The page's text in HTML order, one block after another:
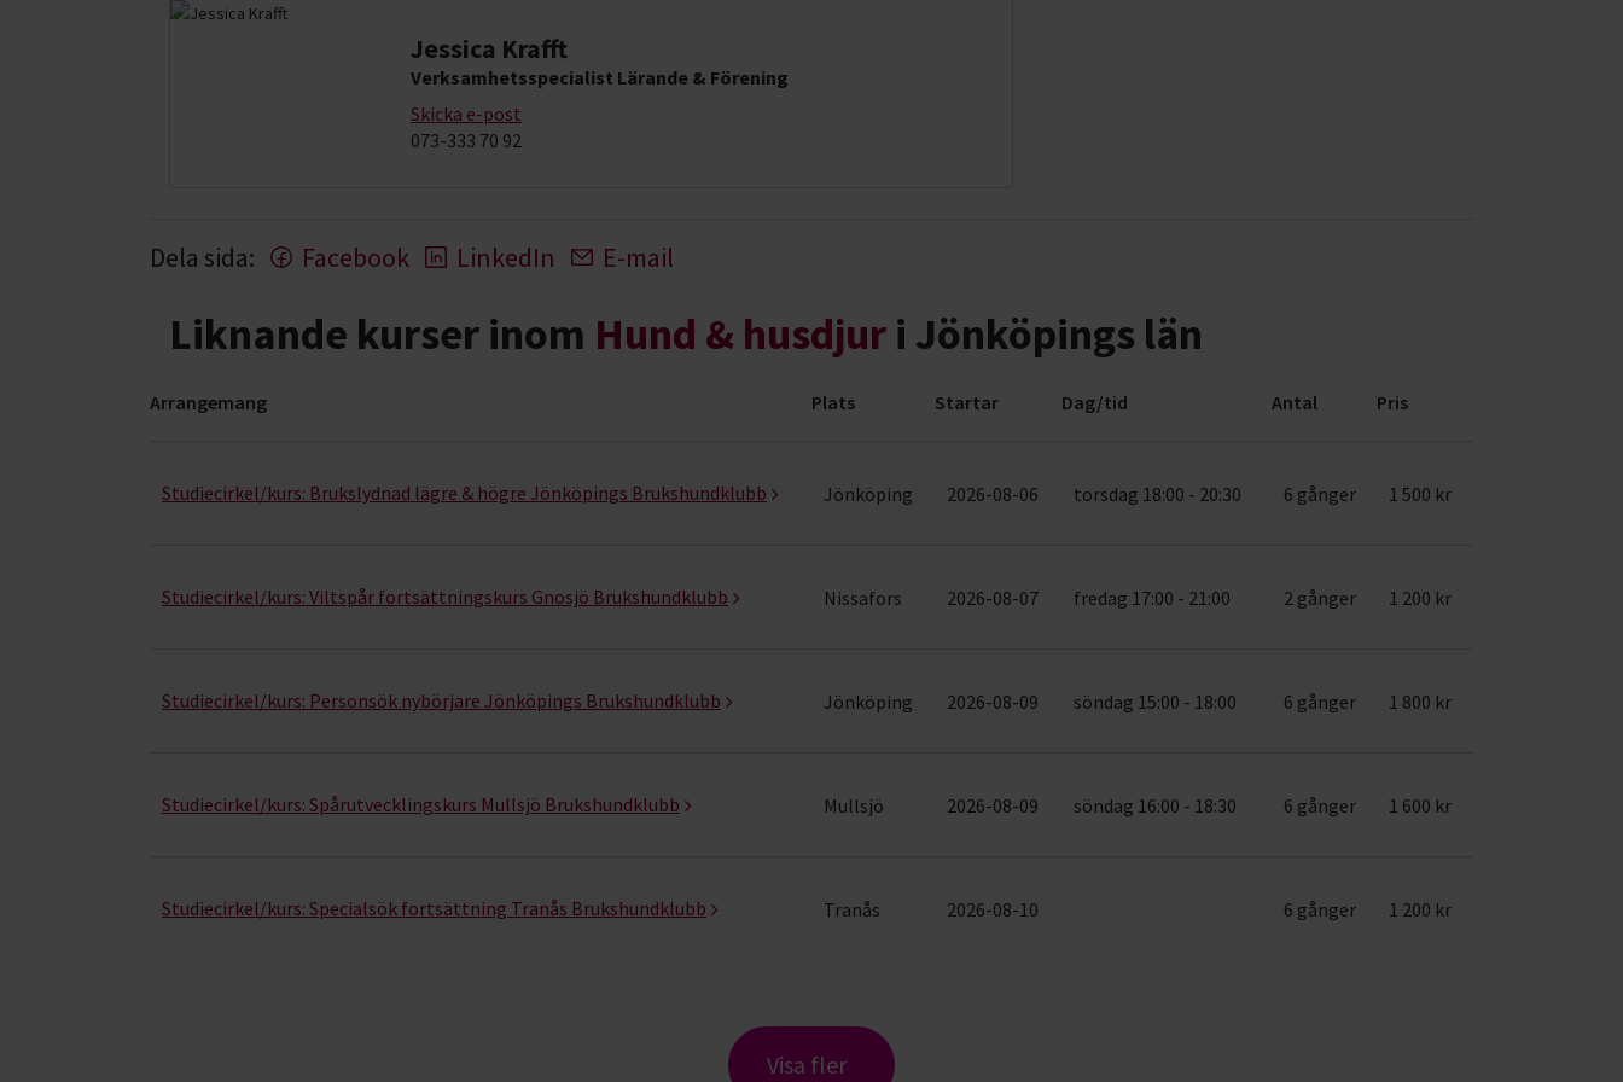
Jessica Krafft
Verksamhetsspecialist Lärande & Förening
Skicka e-post
073-333 70 92
Dela sida: Facebook LinkedIn E-mail
Liknande kurser inom Hund & husdjur i Jönköpings län
Arrangemang Plats Startar Dag/tid Antal Pris
Studiecirkel/kurs: Brukslydnad lägre & högre Jönköpings Brukshundklubb Jönköping 2026-08-06 torsdag 18:00 - 20:30 6 gånger 1 500 kr
Studiecirkel/kurs: Viltspår fortsättningskurs Gnosjö Brukshundklubb Nissafors 2026-08-07 fredag 17:00 - 21:00 2 gånger 1 200 kr
Studiecirkel/kurs: Personsök nybörjare Jönköpings Brukshundklubb Jönköping 2026-08-09 söndag 15:00 - 18:00 6 gånger 1 800 kr
Studiecirkel/kurs: Spårutvecklingskurs Mullsjö Brukshundklubb Mullsjö 2026-08-09 söndag 16:00 - 18:30 6 gånger 1 600 kr
Studiecirkel/kurs: Specialsök fortsättning Tranås Brukshundklubb Tranås 2026-08-10 6 gånger 1 200 kr
Visa fler